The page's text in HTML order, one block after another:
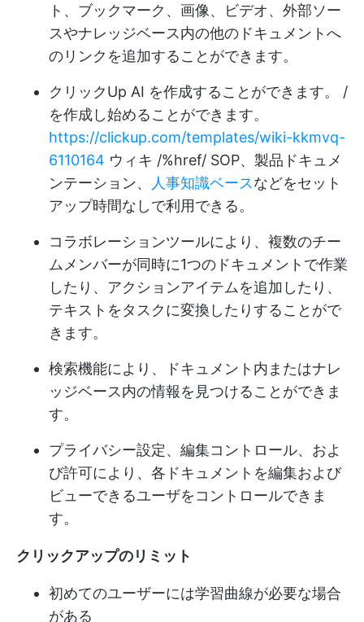
ト、ブックマーク、画像、ビデオ、外部ソー
スやナレッジベース内の他のドキュメントへ
のリンクを追加することができます。
クリックUp AI を作成することができます。 /
を作成し始めることができます。
https://clickup.com/templates/wiki-kkmvq-
6110164 ウィキ /%href/ SOP、製品ドキュメ
ンテーション、
人事知識ベースなどをセット
アップ時間なしで利用できる。
コラボレーションツールにより、複数のチー
ムメンバーが同時に1つのドキュメントで作業
したり、アクションアイテムを追加したり、
テキストをタスクに変換したりすることがで
きます。
検索機能により、ドキュメント内またはナレ
ッジベース内の情報を見つけることができま
す。
プライバシー設定、編集コントロール、およ
び許可により、各ドキュメントを編集および
ビューできるユーザをコントロールできま
す。
クリックアップのリミット
初めてのユーザーには学習曲線が必要な場合
がある